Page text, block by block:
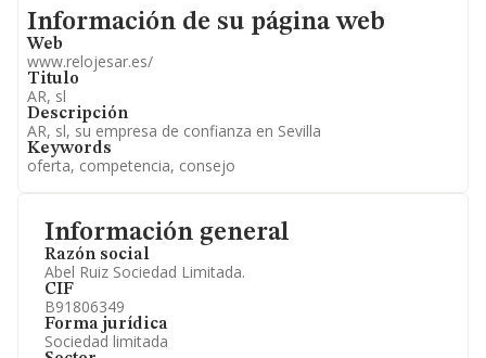
Información general
Razón social
Abel Ruiz Sociedad Limitada.
CIF
B91806349
Forma jurídica
Sociedad limitada
Información oficial y registral complementaria.
Informacion de su página web
Información de su página web
Web
www.relojesar.es/
Titulo
AR, sl
Descripción
AR, sl, su empresa de confianza en Sevilla
Keywords
oferta, competencia, consejo